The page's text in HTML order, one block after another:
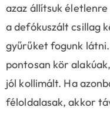
azaz állítsuk
a defókuszált csillag
gyűrűket fogunk
pontosan kör
jól kollimált. Ha
féloldalasak, akkor